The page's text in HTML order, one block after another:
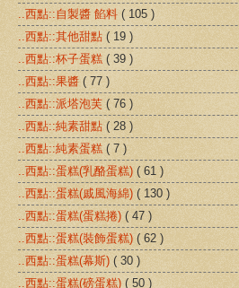
..西點::自製醬 餡料 ( 105 )
..西點::其他甜點 ( 19 )
..西點::杯子蛋糕 ( 39 )
..西點::果醬 ( 77 )
..西點::派塔泡芙 ( 76 )
..西點::純素甜點 ( 28 )
..西點::純素蛋糕 ( 7 )
..西點::蛋糕(乳酪蛋糕) ( 61 )
..西點::蛋糕(戚風海綿) ( 130 )
..西點::蛋糕(蛋糕捲) ( 47 )
..西點::蛋糕(裝飾蛋糕) ( 62 )
..西點::蛋糕(幕斯) ( 30 )
..西點::蛋糕(磅蛋糕) ( 50 )